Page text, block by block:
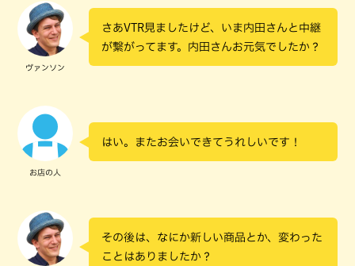
ヴァンソン
さあVTR見ましたけど、いま内田さんと中継
が繋がってます。内田さんお元気でしたか？
お店の人
はい。またお会いできてうれしいです！
その後は、なにか新しい商品とか、変わった
ことはありましたか？